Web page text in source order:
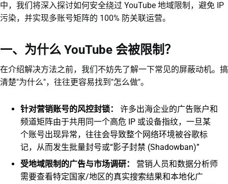
中，我们将深入探讨如何安全绕过 YouTube 地域限制，避免 IP
污染，并实现多账号矩阵的 100% 防关联运营。
一、为什么 YouTube 会被限制？
在介绍解决方法之前，我们不妨先了解一下常见的屏蔽动机。搞
清楚"为什么"，往往更容易找到"怎么做"。
针对营销账号的风控封锁：
许多出海企业的广告账户和
频道矩阵由于共用同一个高危 IP 或设备指纹，一旦某
个账号出现异常，往往会导致整个网络环境被谷歌标
记，从而发生批量封号或“影子封禁 (Shadowban)”
受地域限制的广告与市场调研：
营销人员和数据分析师
需要查看特定国家/地区的真实搜索结果和本地化广